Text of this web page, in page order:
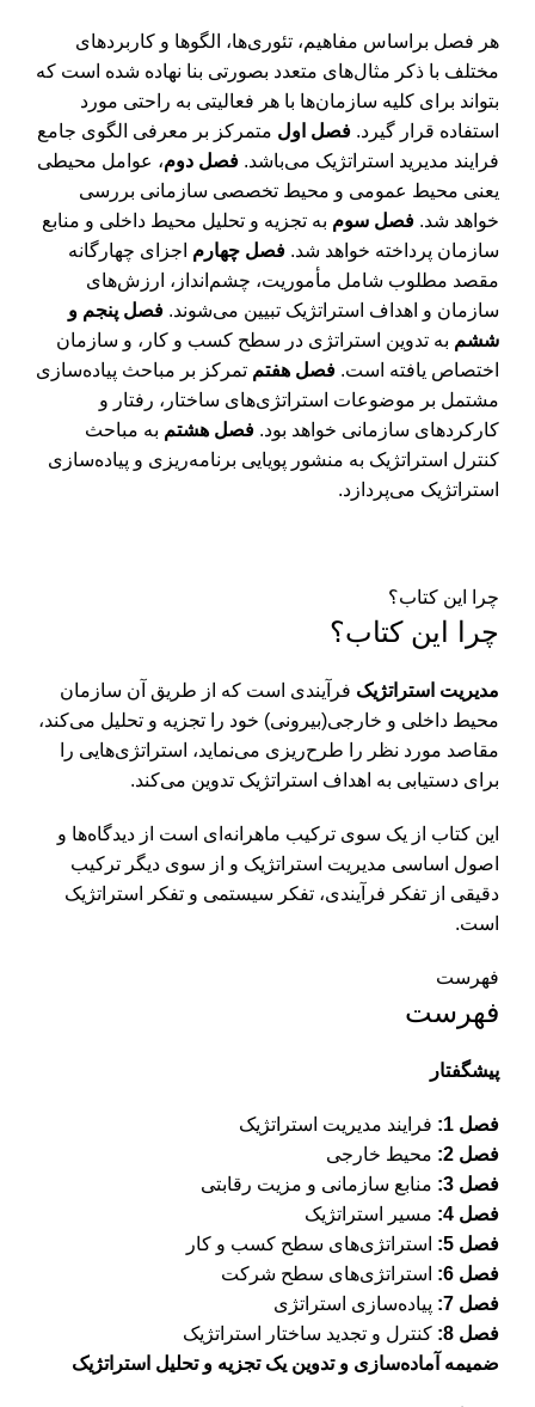
هر فصل براساس مفاهیم، تئوری‌ها، الگوها و کاربردهای
مختلف با ذکر مثال‌های متعدد بصورتی بنا نهاده شده است که
بتواند برای کلیه سازمان‌ها با هر فعالیتی به راحتی مورد
استفاده قرار گیرد. فصل اول متمرکز بر معرفی الگوی جامع
فرایند مدیرید استراتژیک می‌باشد. فصل دوم، عوامل محیطی
یعنی محیط عمومی و محیط تخصصی سازمانی بررسی
خواهد شد. فصل سوم به تجزیه و تحلیل محیط داخلی و منابع
سازمان پرداخته خواهد شد. فصل چهارم اجزای چهارگانه
مقصد مطلوب شامل مأموریت، چشم‌انداز، ارزش‌های
سازمان و اهداف استراتژیک تبیین ‌می‌شوند. فصل پنجم و
ششم به تدوین استراتژی در سطح کسب و کار، و سازمان
اختصاص یافته است. فصل هفتم تمرکز بر مباحث پیاده‌سازی
مشتمل بر موضوعات استراتژی‌های ساختار، رفتار و
کارکردهای سازمانی خواهد بود. فصل هشتم به مباحث
کنترل استراتژیک به منشور پویایی برنامه‌ریزی و پیاده‌سازی
استراتژیک می‌پردازد.
چرا این کتاب؟
چرا این کتاب؟
مدیریت استراتژیک فرآیندی است که از طریق آن سازمان
محیط داخلی و خارجی(بیرونی) خود را تجزیه و تحلیل می‌کند،
مقاصد مورد نظر را طرح‌ریزی می‌نماید، استراتژی‌هایی را
برای دستیابی به اهداف استراتژیک تدوین می‌کند.
این کتاب از یک سوی ترکیب ماهرانه‌ای است از دیدگاه‌ها و
اصول اساسی مدیریت استراتژیک و از سوی دیگر ترکیب
دقیقی از تفکر فرآیندی، تفکر سیستمی و تفکر استراتژیک
است.
فهرست
فهرست
پیشگفتار
فصل 1:
فرایند مدیریت استراتژیک
فصل 2:
محیط خارجی
فصل 3:
منابع سازمانی و مزیت رقابتی
فصل 4:
مسیر استراتژیک
فصل 5:
استراتژی‌های سطح کسب و کار
فصل 6:
استراتژی‌های سطح شرکت
فصل 7:
پیاده‌سازی استراتژی
فصل 8:
کنترل و تجدید ساختار استراتژیک
ضمیمه آماده‌سازی و تدوین یک تجزیه و تحلیل استراتژیک